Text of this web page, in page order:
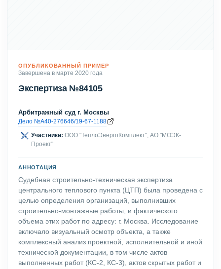
ОПУБЛИКОВАННЫЙ ПРИМЕР
Завершена в марте 2020 года
Экспертиза №84105
Дело №А40-276646/19-67-1188
Участники:ООО "ТеплоЭнергоКомплект", АО "МОЭК-
Проект"
АННОТАЦИЯ
Судебная строительно-техническая экспертиза
центрального теплового пункта (ЦТП) была проведена с
целью определения организаций, выполнивших
строительно-монтажные работы, и фактического